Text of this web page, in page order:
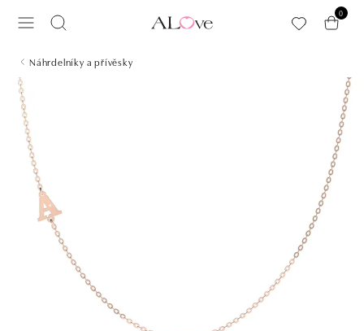
0
Náhrdelníky a přívěsky